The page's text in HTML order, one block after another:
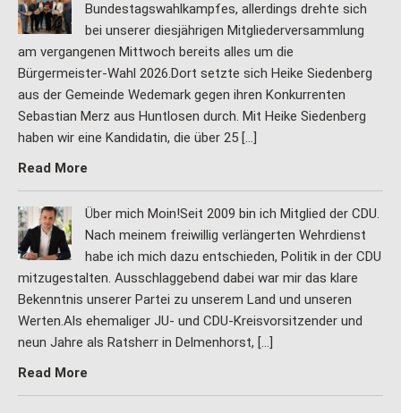
Bundestagswahlkampfes, allerdings drehte sich
bei unserer diesjährigen Mitgliederversammlung
am vergangenen Mittwoch bereits alles um die
Bürgermeister-Wahl 2026.Dort setzte sich Heike Siedenberg
aus der Gemeinde Wedemark gegen ihren Konkurrenten
Sebastian Merz aus Huntlosen durch. Mit Heike Siedenberg
haben wir eine Kandidatin, die über 25 […]
Read More
Über mich Moin!Seit 2009 bin ich Mitglied der CDU.
Nach meinem freiwillig verlängerten Wehrdienst
habe ich mich dazu entschieden, Politik in der CDU
mitzugestalten. Ausschlaggebend dabei war mir das klare
Bekenntnis unserer Partei zu unserem Land und unseren
Werten.Als ehemaliger JU- und CDU-Kreisvorsitzender und
neun Jahre als Ratsherr in Delmenhorst, […]
Read More